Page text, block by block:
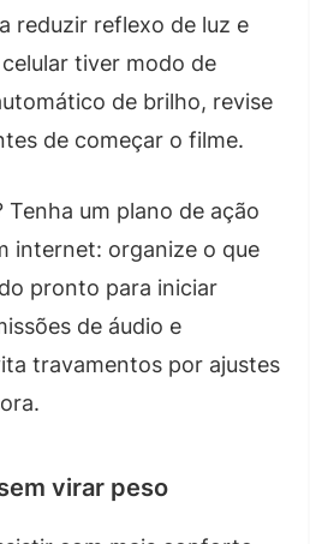
reduzir reflexo de luz e
tiver modo de
de brilho, revise
de começar o filme.
Tenha um plano de ação
internet: organize o que
pronto para iniciar
de áudio e
travamentos por ajustes
virar peso